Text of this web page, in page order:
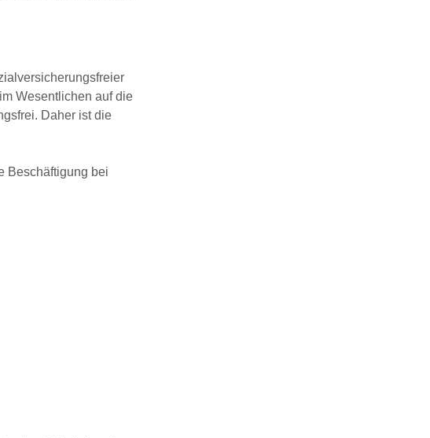
Wesentlichen auf die
Daher ist die
Beschäftigung bei